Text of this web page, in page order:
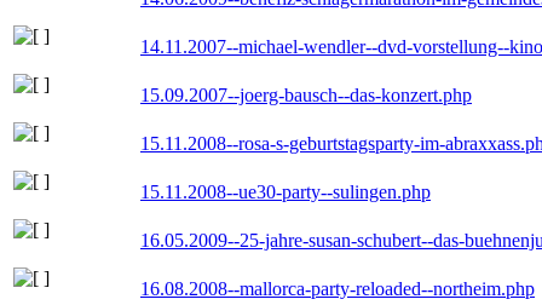
14.11.2007--michael-wendler--dvd-vorstellung--
15.09.2007--joerg-bausch--das-konzert.php
15.11.2008--rosa-s-geburtstagsparty-im-
15.11.2008--ue30-party--sulingen.php
16.05.2009--25-jahre-susan-schubert--das-
16.08.2008--mallorca-party-reloaded--northeim.php